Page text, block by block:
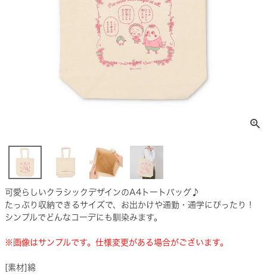
可愛らしいクラシックデザインのA4トートバッグ♪
たっぷり収納できるサイズで、お出かけや通勤・通学にぴったり！
シンプルでどんなコーデにも馴染みます。
※画像はサンプルです。仕様変更がある場合がございます。
[素材]綿